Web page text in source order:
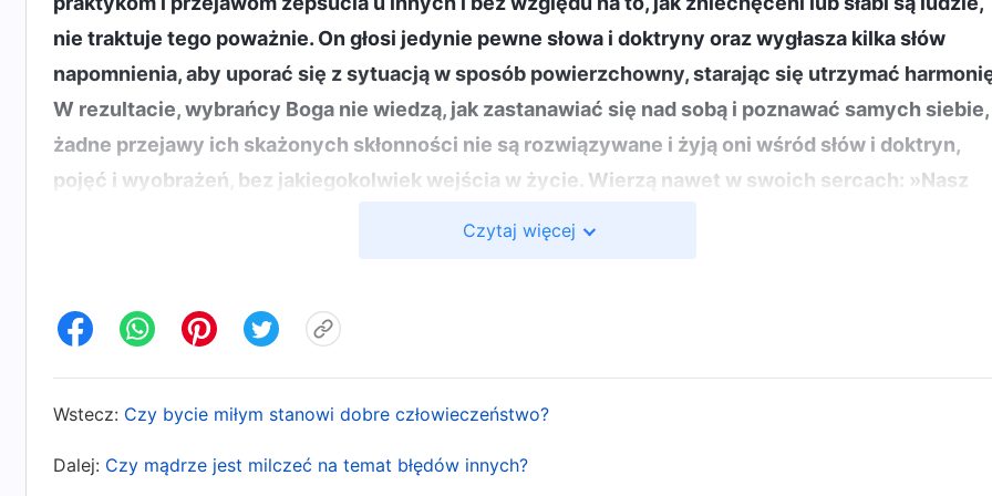
nie traktuje tego poważnie. On głosi jedynie pewne słowa i doktryny oraz wygłasza kilka słów
napomnienia, aby uporać się z sytuacją w sposób powierzchowny, starając się utrzymać
W rezultacie, wybrańcy Boga nie wiedzą, jak zastanawiać się nad sobą i poznawać samych siebie,
żadne przejawy ich skażonych skłonności nie są rozwiązywane i żyją oni wśród słów i doktryn,
pojęć i wyobrażeń, bez jakiegokolwiek wejścia w życie. Wierzą nawet w swoich sercach: »Nasz
nadejdzie dzień, kiedy Zwierzchnictwo go zwolni, nie będziemy siedzieć cicho; aby zatrzymać
sprawiedliwość naszemu przywódcy«. Kiedy ludzie mają w sercach takie myśli, kiedy zbudowali
taką relację ze swoim przywódcą, a w ich sercach zrodził się ten rodzaj zależności, zazdrości oraz
Czytaj więcej
Wstecz: Czy bycie miłym stanowi dobre człowieczeństwo?
Dalej: Czy mądrze jest milczeć na temat błędów innych?